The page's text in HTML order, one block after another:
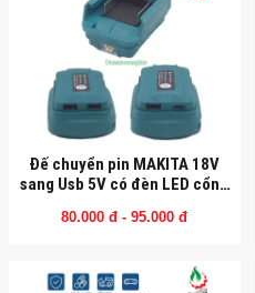
Đế chuyển pin MAKITA 18V
sang Usb 5V có đèn LED cổng
80.000 đ - 95.000 đ